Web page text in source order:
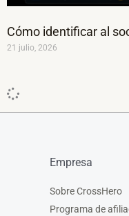
Cómo identificar al
21 julio, 2026
Empresa
Sobre CrossHero
Programa de